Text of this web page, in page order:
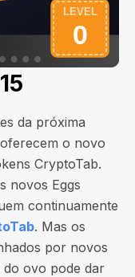
da próxima
o novo
CryptoTab.
novos Eggs
continuamente
. Mas os
por novos
ovo pode dar